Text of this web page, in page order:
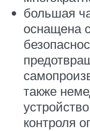
большая
оснащена
также
контроля